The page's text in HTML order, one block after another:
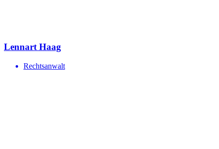
Lennart Haag
Rechtsanwalt